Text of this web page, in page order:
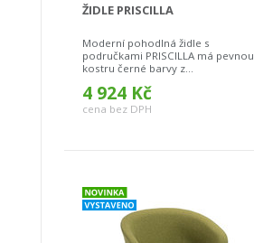
ŽIDLE PRISCILLA
Moderní pohodlná židle s
područkami PRISCILLA má pevnou
kostru černé barvy z...
4 924 Kč
cena bez DPH